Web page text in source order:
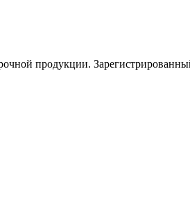
продукции.